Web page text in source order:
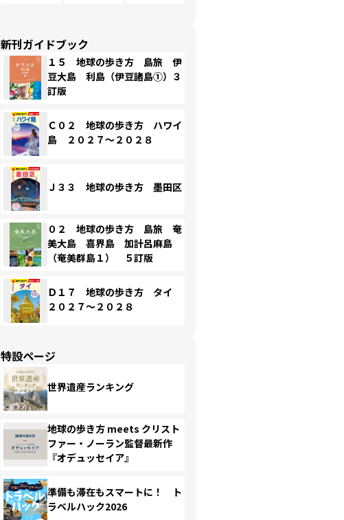
新刊ガイドブック
１５ 地球の歩き方 島旅 伊
豆大島 利島（伊豆諸島①）３
訂版
Ｃ０２ 地球の歩き方 ハワイ
島 ２０２７～２０２８
Ｊ３３ 地球の歩き方 墨田区
０２ 地球の歩き方 島旅 奄
美大島 喜界島 加計呂麻島
（奄美群島１） ５訂版
Ｄ１７ 地球の歩き方 タイ
２０２７～２０２８
特設ページ
世界遺産ランキング
地球の歩き方 meets クリスト
ファー・ノーラン監督最新作
『オデュッセイア』
準備も滞在もスマートに！ ト
ラベルハック2026